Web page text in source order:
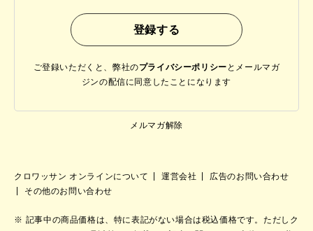
ご登録いただくと、弊社のプライバシーポリシー と メールマガ
ジンの配信に同意したことになります
メルマガ解除
クロワッサン オンラインについて 運営会社
広告のお問い合わせ
その他のお問い合わせ
記事中の商品価格は、特に表記がない場合は税込価格です。ただしク